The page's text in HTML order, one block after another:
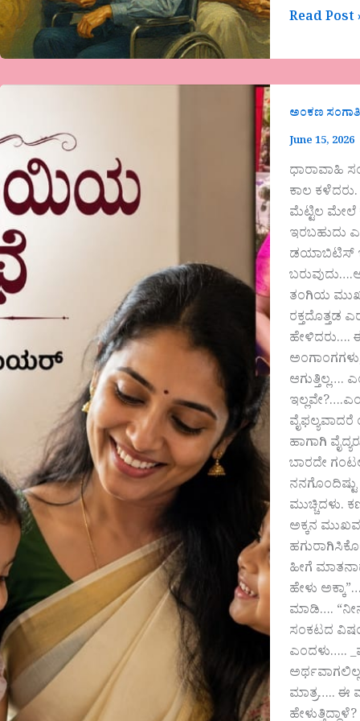
Read Post
ಅಂಕಣ ಸಂಗಾತಿ
June 15, 2026
ಧಾರಾವಾಹಿ
ಕಾಲ
ಮೆಟ್ಟಿಲ ಮೇಲೆ
ಇರಬಹುದು
ಡಯಾಬಿಟಿಸ್
ತಂಗಿಯ
ರಕ್ತದೊತ್ತಡ
ಹೇಳಿದರು….
ಆಗುತ್ತಿಲ್ಲ….
ಹಾಗಾಗಿ
ಬಾರದೇ
ಮುಚ್ಚಿದಳು.
ಅಕ್ಕನ
ಹೀಗೆ
ಹೇಳು
ಮಾಡಿ….
ಸಂಕಟದ
ಎಂದಳು…..
ಮಾತ್ರ….. ಈ